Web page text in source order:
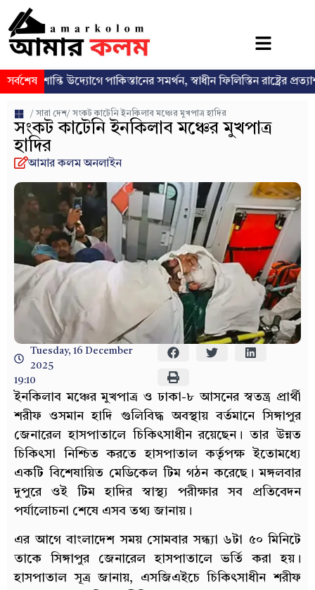
সর্বশেষউদ্যোগে পাকিস্তানের সমর্থন, স্বাধীন ফিলিস্তিন রাষ্ট্রের প্রত্যাশা
/ সারা দেশ/ সংকট কাটেনি ইনকিলাব মঞ্চের মুখপাত্র হাদির
সংকট কাটেনি ইনকিলাব মঞ্চের মুখপাত্র
হাদির
আমার কলম অনলাইন
Tuesday, 16 December
2025
19:10
ইনকিলাব মঞ্চের মুখপাত্র ও ঢাকা-৮ আসনের স্বতন্ত্র প্রার্থী
শরীফ ওসমান হাদি গুলিবিদ্ধ অবস্থায় বর্তমানে সিঙ্গাপুর
জেনারেল হাসপাতালে চিকিৎসাধীন রয়েছেন। তার উন্নত
চিকিৎসা নিশ্চিত করতে হাসপাতাল কর্তৃপক্ষ ইতোমধ্যে
একটি বিশেষায়িত মেডিকেল টিম গঠন করেছে। মঙ্গলবার
দুপুরে ওই টিম হাদির স্বাস্থ্য পরীক্ষার সব প্রতিবেদন
পর্যালোচনা শেষে এসব তথ্য জানায়।
এর আগে বাংলাদেশ সময় সোমবার সন্ধ্যা ৬টা ৫০ মিনিটে
তাকে সিঙ্গাপুর জেনারেল হাসপাতালে ভর্তি করা হয়।
হাসপাতাল সূত্র জানায়, এসজিএইচে চিকিৎসাধীন শরীফ